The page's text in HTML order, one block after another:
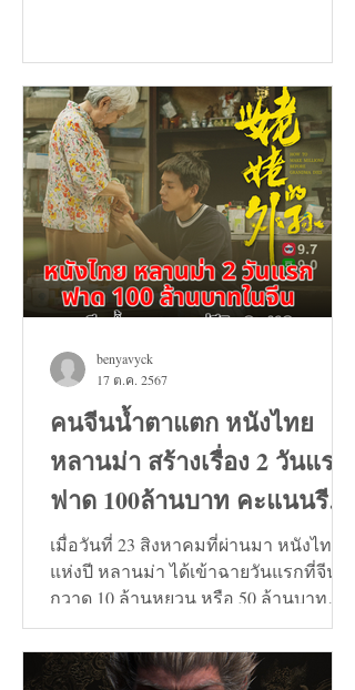
คนจีนน้ำตาแตก หนังไทย
หลานม่า สร้างเรื่อง 2 วันแรก
ฟาด 100ล้านบาท คะแนนรีวิว
9+
เมื่อวันที่ 23 สิงหาคมที่ผ่านมา หนังไทย
แห่งปี หลานม่า ได้เข้าฉายวันแรกที่จีน
กวาด 10 ล้านหยวน หรือ 50 ล้านบาท
และวันที่ 24 สิงหาคมทะลุ...
benyavyck
17 ต.ค. 2567